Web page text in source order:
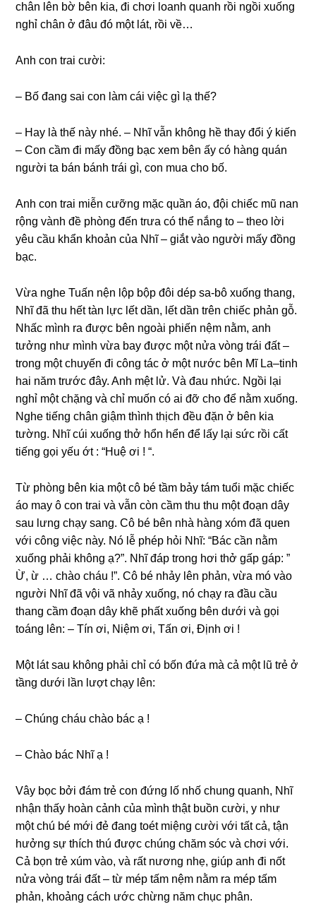
chân lên bờ bên kia, đi chơi loanh quanh rồi ngồi xuống
nghỉ chân ở đâu đó một lát, rồi về…
Anh con trai cười:
– Bố đang sai con làm cái việc gì lạ thế?
– Hay là thế này nhé. – Nhĩ vẫn không hề thay đổi ý kiến
– Con cầm đi mấy đồng bạc xem bên ấy có hàng quán
người ta bán bánh trái gì, con mua cho bố.
Anh con trai miễn cưỡng mặc quần áo, đội chiếc mũ nan
rộng vành đề phòng đến trưa có thể nắng to – theo lời
yêu cầu khẩn khoản của Nhĩ – giắt vào người mấy đồng
bạc.
Vừa nghe Tuấn nện lộp bộp đôi dép sa-bô xuống thang,
Nhĩ đã thu hết tàn lực lết dần, lết dần trên chiếc phản gỗ.
Nhấc mình ra được bên ngoài phiến nệm nằm, anh
tưởng như mình vừa bay được một nửa vòng trái đất –
trong một chuyến đi công tác ở một nước bên Mĩ La–tinh
hai năm trước đây. Anh mệt lử. Và đau nhức. Ngồi lại
nghỉ một chặng và chỉ muốn có ai đỡ cho để nằm xuống.
Nghe tiếng chân giậm thình thịch đều đặn ở bên kia
tường. Nhĩ cúi xuống thở hổn hển để lấy lại sức rồi cất
tiếng gọi yếu ớt : “Huệ ơi ! “.
Từ phòng bên kia một cô bé tầm bảy tám tuổi mặc chiếc
áo may ô con trai và vẫn còn cầm thu thu một đoạn dây
sau lưng chạy sang. Cô bé bên nhà hàng xóm đã quen
với công việc này. Nó lễ phép hỏi Nhĩ: “Bác cần nằm
xuống phải không ạ?”. Nhĩ đáp trong hơi thở gấp gáp: ”
Ừ, ừ … chào cháu !”. Cô bé nhảy lên phản, vừa mó vào
người Nhĩ đã vội vã nhảy xuống, nó chạy ra đầu cầu
thang cầm đoạn dây khẽ phất xuống bên dưới và gọi
toáng lên: – Tín ơi, Niệm ơi, Tấn ơi, Định ơi !
Một lát sau không phải chỉ có bốn đứa mà cả một lũ trẻ ở
tầng dưới lần lượt chạy lên:
– Chúng cháu chào bác ạ !
– Chào bác Nhĩ ạ !
Vây bọc bởi đám trẻ con đứng lố nhố chung quanh, Nhĩ
nhận thấy hoàn cảnh của mình thật buồn cười, y như
một chú bé mới đẻ đang toét miệng cười với tất cả, tận
hưởng sự thích thú được chúng chăm sóc và chơi với.
Cả bọn trẻ xúm vào, và rất nương nhẹ, giúp anh đi nốt
nửa vòng trái đất – từ mép tấm nệm nằm ra mép tấm
phản, khoảng cách ước chừng năm chục phân.